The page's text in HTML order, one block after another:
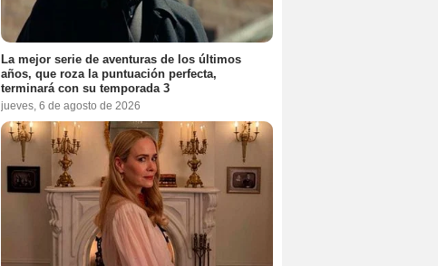
La mejor serie de aventuras de los últimos
años, que roza la puntuación perfecta,
terminará con su temporada 3
jueves, 6 de agosto de 2026